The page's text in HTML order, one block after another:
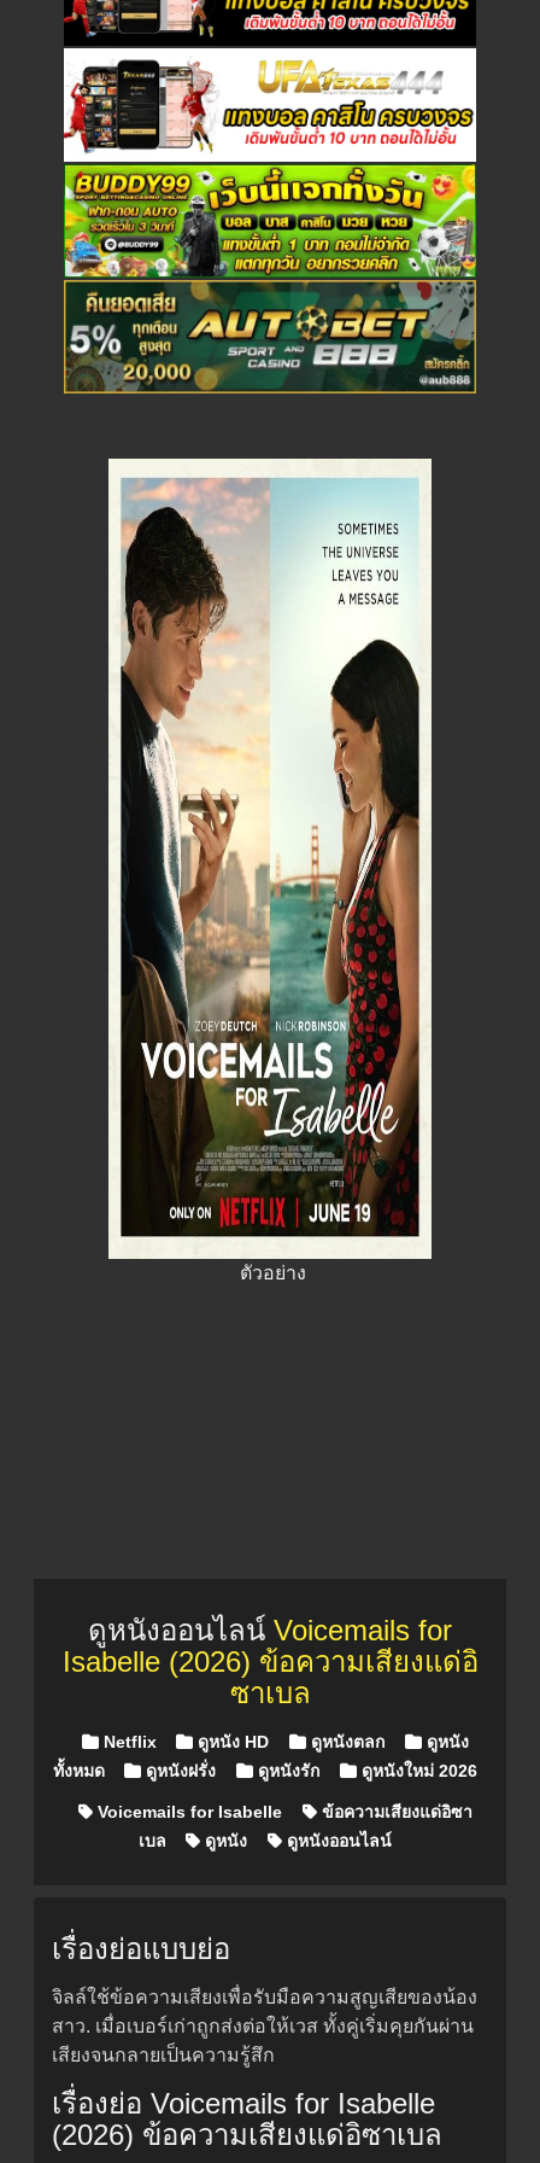
ตัวอย่าง
ดูหนังออนไลน์ Voicemails for
Isabelle (2026) ข้อความเสียงแด่อิ
ซาเบล
Posted in
Netflix ดูหนัง HD ดูหนังตลก
ดูหนัง
ทั้งหมด
ดูหนังฝรั่ง ดูหนังรัก ดูหนังใหม่ 2026
Voicemails for Isabelle
ข้อความเสียงแด่อิซา
เบล
ดูหนัง ดูหนังออนไลน์
เรื่องย่อแบบย่อ
จิลล์ใช้ข้อความเสียงเพื่อรับมือความสูญเสียของน้อง
สาว. เมื่อเบอร์เก่าถูกส่งต่อให้เวส ทั้งคู่เริ่มคุยกันผ่าน
เสียงจนกลายเป็นความรู้สึก
เรื่องย่อ Voicemails for Isabelle
(2026) ข้อความเสียงแด่อิซาเบล